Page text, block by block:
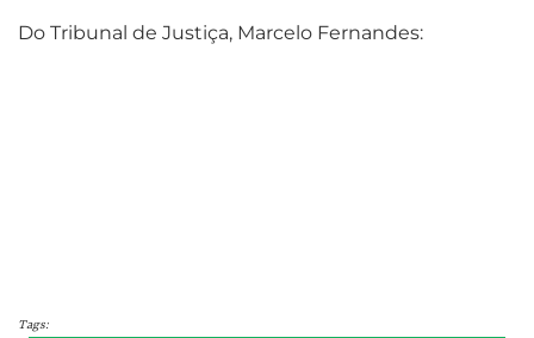
Do Tribunal de Justiça, Marcelo Fernandes:
Tags: